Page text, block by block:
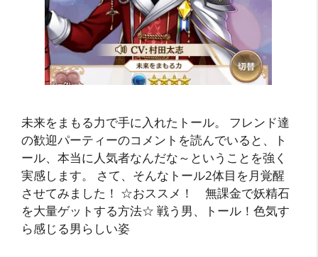
未来をまもる力で手に入れたトール。 フレンド達
の歓迎パーティーのコメントを読んでいると、ト
ール、本当に人気者なんだな～ということを強く
実感します。 さて、そんなトール2体目を月覚醒
させてみました！ ☆おススメ！ 無課金で妖精石
を大量ゲットする方法☆ 戦う男、トール！色気す
ら感じる男らしい姿